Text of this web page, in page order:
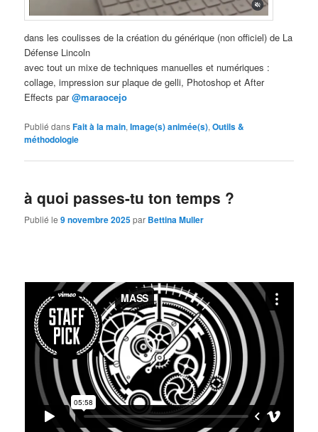
dans les coulisses de la création du générique (non officiel) de La
Défense Lincoln
avec tout un mixe de techniques manuelles et numériques :
collage, impression sur plaque de gelli, Photoshop et After
Effects par@maraocejo
Publié dansFait à la main,Image(s) animée(s),Outils &
méthodologie
à quoi passes-tu ton temps ?
Publié le9 novembre 2025par Bettina Muller